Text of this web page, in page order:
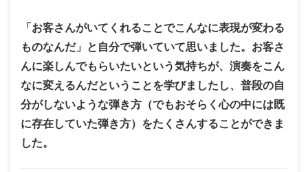
「お客さんがいてくれることでこんなに表現が変わる
ものなんだ」と自分で弾いていて思いました。お客さ
んに楽しんでもらいたいという気持ちが、演奏をこん
なに変えるんだということを学びましたし、普段の自
分がしないような弾き方（でもおそらく心の中には既
に存在していた弾き方）をたくさんすることができま
した。